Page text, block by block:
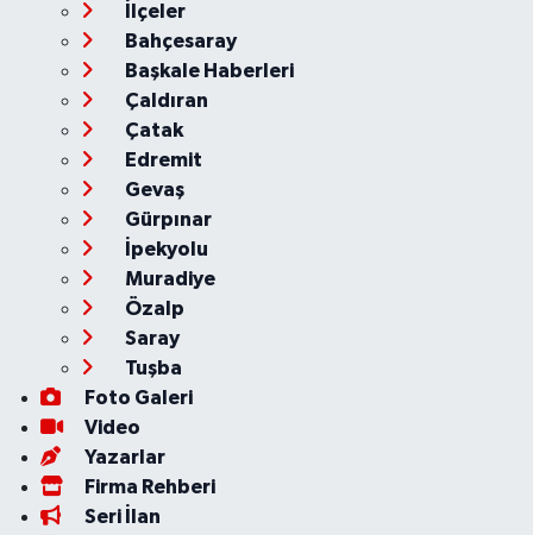
İlçeler
Bahçesaray
Başkale Haberleri
Çaldıran
Çatak
Edremit
Gevaş
Gürpınar
İpekyolu
Muradiye
Özalp
Saray
Tuşba
Foto Galeri
Video
Yazarlar
Firma Rehberi
Seri İlan